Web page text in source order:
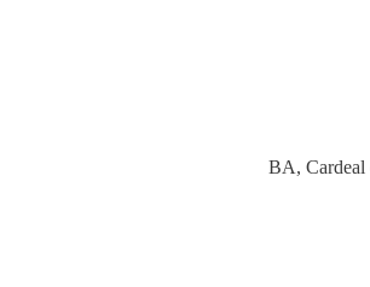
Category
BA, Cardeal